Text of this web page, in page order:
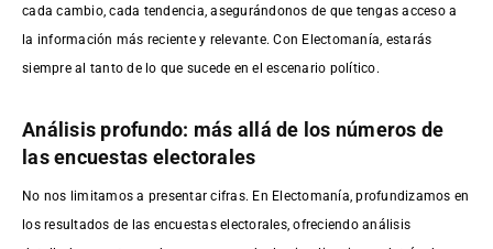
cada cambio, cada tendencia, asegurándonos de que tengas acceso a
la información más reciente y relevante. Con Electomanía, estarás
siempre al tanto de lo que sucede en el escenario político.
Análisis profundo: más allá de los números de
las encuestas electorales
No nos limitamos a presentar cifras. En Electomanía, profundizamos en
los resultados de las encuestas electorales, ofreciendo análisis